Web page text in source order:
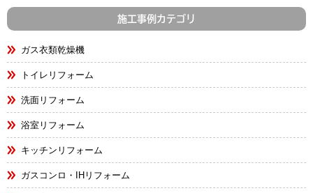
施工事例カテゴリ
ガス衣類乾燥機
トイレリフォーム
洗面リフォーム
浴室リフォーム
キッチンリフォーム
ガスコンロ・IHリフォーム